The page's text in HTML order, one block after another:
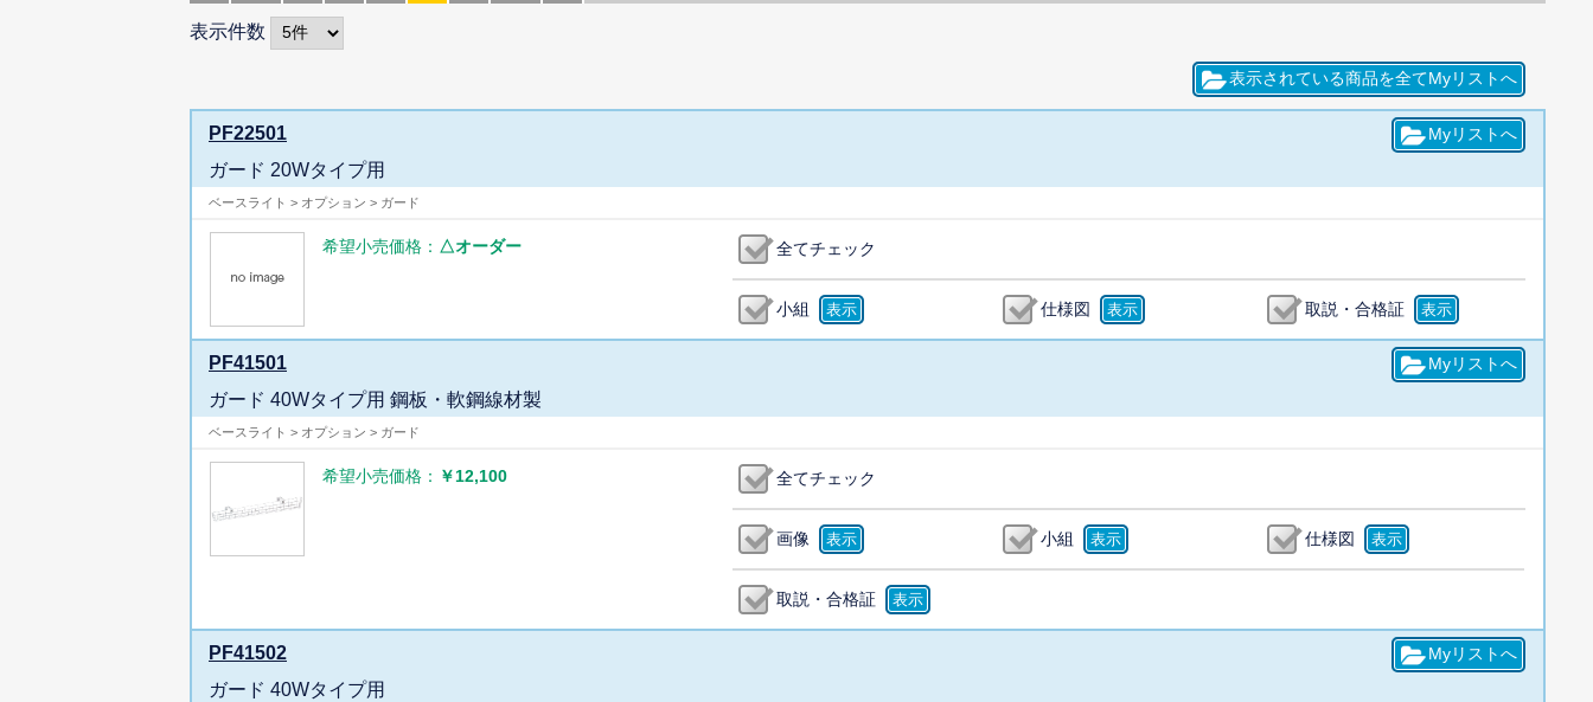
表示件数
PF22501
ガード 20Wタイプ用
ベースライト > オプション > ガード
希望小売価格： △オーダー 全てチェック
小組 仕様図 取説・合格証
PF41501
ガード 40Wタイプ用 鋼板・軟鋼線材製
ベースライト > オプション > ガード
希望小売価格： ￥12,100 全てチェック
画像 小組 仕様図
取説・合格証
PF41502
ガード 40Wタイプ用